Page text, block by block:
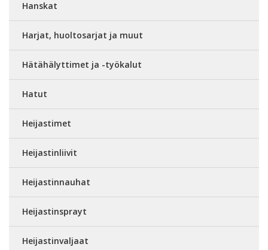
Hanskat
Harjat, huoltosarjat ja muut
Hätähälyttimet ja -työkalut
Hatut
Heijastimet
Heijastinliivit
Heijastinnauhat
Heijastinsprayt
Heijastinvaljaat